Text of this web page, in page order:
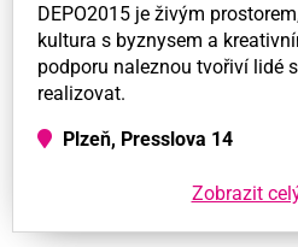
DEPO2015 je živým
kultura s byznysem a
podporu naleznou tvořiví lidé
realizovat.
Plzeň, Presslova 14
Zobrazit